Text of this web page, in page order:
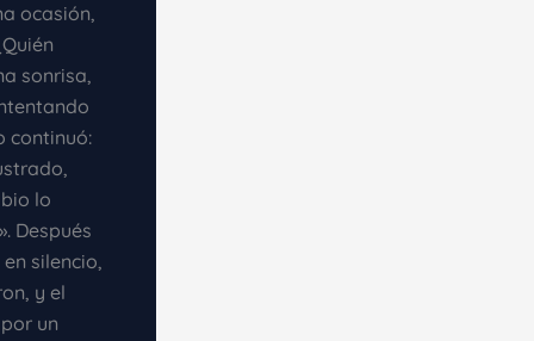
ocasión,
sonrisa,
continuó:
lo
Después
silencio,
y el
un